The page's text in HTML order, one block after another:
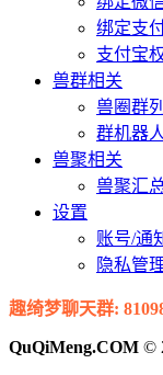
绑定支
支付宝
兽群相关
兽圈群
群机器
兽聚相关
兽聚汇
设置
账号/通
隐私管
趣绮梦聊天群:
QuQiMeng.COM ©